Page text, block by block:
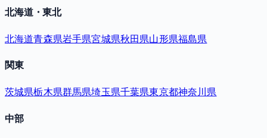
北海道・東北
北海道青森県岩手県宮城県秋田県山形県福島県
関東
茨城県栃木県群馬県埼玉県千葉県東京都神奈川県
中部